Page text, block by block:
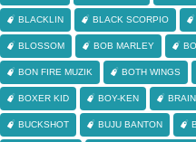
BLACKLIN BLACK SCORPIO
BLOSSOM BOB MARLEY
BON FIRE MUZIK BOTH WINGS
BOXER KID BOY-KEN
BUCKSHOT BUJU BANTON